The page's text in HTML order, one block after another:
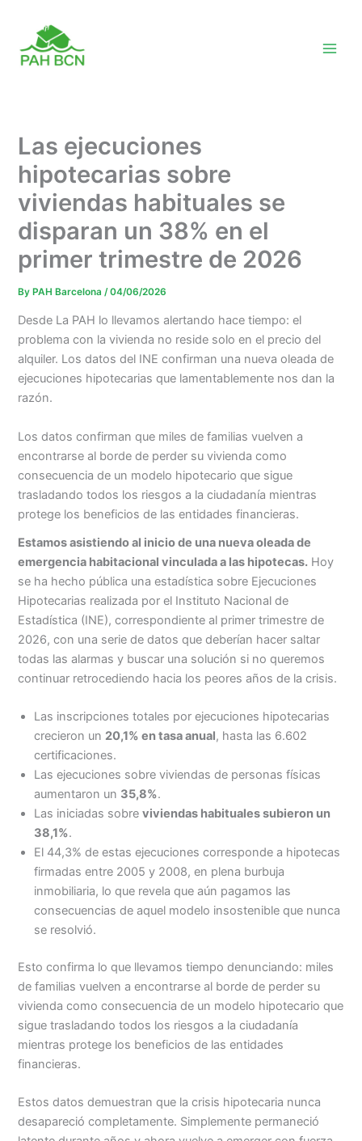
content
Las ejecuciones
hipotecarias sobre
viviendas habituales se
disparan un 38% en el
primer trimestre de 2026
By PAH Barcelona/04/06/2026
Desde La PAH lo llevamos alertando hace tiempo: el
problema con la vivienda no reside solo en el precio del
alquiler. Los datos del INE confirman una nueva oleada de
ejecuciones hipotecarias que lamentablemente nos dan la
razón.
Los datos confirman que miles de familias vuelven a
encontrarse al borde de perder su vivienda como
consecuencia de un modelo hipotecario que sigue
trasladando todos los riesgos a la ciudadanía mientras
protege los beneficios de las entidades financieras.
Estamos asistiendo al inicio de una nueva oleada de
emergencia habitacional vinculada a las hipotecas. Hoy
se ha hecho pública una estadística sobre Ejecuciones
Hipotecarias realizada por el Instituto Nacional de
Estadística (INE), correspondiente al primer trimestre de
2026, con una serie de datos que deberían hacer saltar
todas las alarmas y buscar una solución si no queremos
continuar retrocediendo hacia los peores años de la crisis.
Las inscripciones totales por ejecuciones hipotecarias
crecieron un 20,1% en tasa anual, hasta las 6.602
certificaciones.
Las ejecuciones sobre viviendas de personas físicas
aumentaron un 35,8%.
Las iniciadas sobreviviendas habituales subieron un
38,1%.
El 44,3% de estas ejecuciones corresponde a hipotecas
firmadas entre 2005 y 2008, en plena burbuja
inmobiliaria, lo que revela que aún pagamos las
consecuencias de aquel modelo insostenible que nunca
se resolvió.
Esto confirma lo que llevamos tiempo denunciando: miles
de familias vuelven a encontrarse al borde de perder su
vivienda como consecuencia de un modelo hipotecario que
sigue trasladando todos los riesgos a la ciudadanía
mientras protege los beneficios de las entidades
financieras.
Estos datos demuestran que la crisis hipotecaria nunca
desapareció completamente. Simplemente permaneció